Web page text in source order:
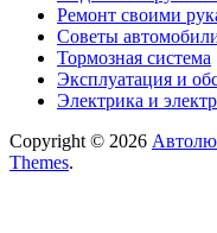
Ремонт своими
Советы
Тормозная система
Эксплуатация и
Электрика и
Copyright © 2026
Themes.